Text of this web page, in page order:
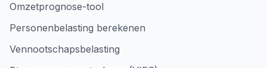
Omzetprognose-tool
Personenbelasting berekenen
Vennootschapsbelasting